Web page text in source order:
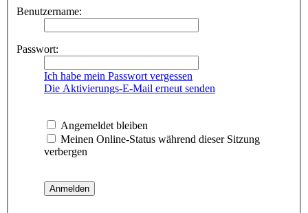
Benutzername:
Passwort:
Ich habe mein Passwort vergessen
Die Aktivierungs-E-Mail erneut senden
Angemeldet bleiben
Meinen Online-Status während dieser Sitzung
verbergen